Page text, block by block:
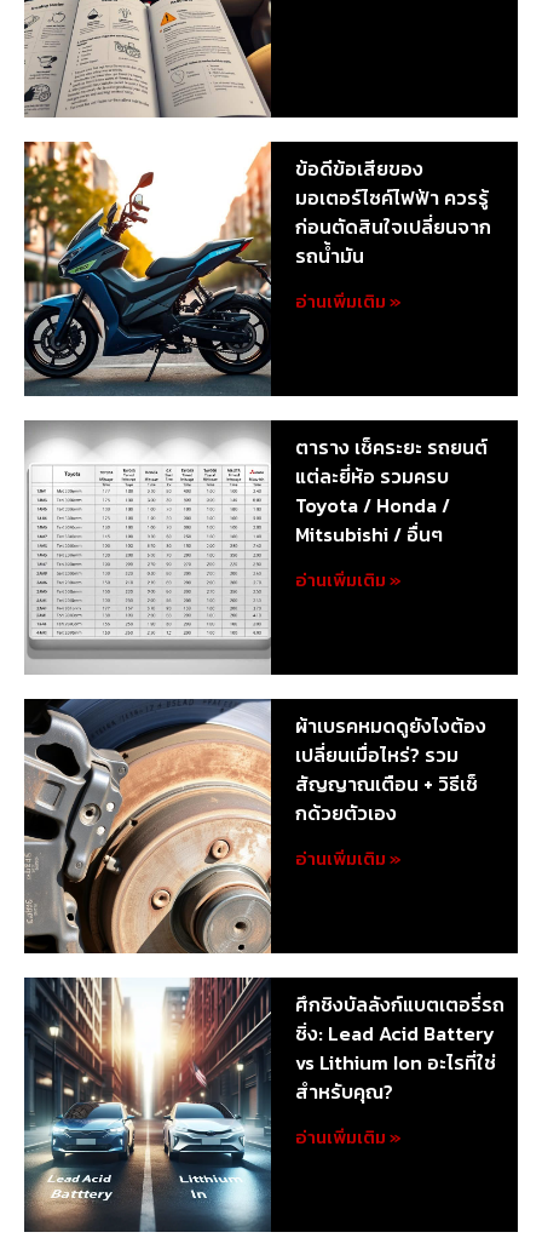
ข้อดีข้อเสียของ
มอเตอร์ไซค์ไฟฟ้า ควรรู้
ก่อนตัดสินใจเปลี่ยนจาก
รถน้ำมัน
อ่านเพิ่มเติม »
ตาราง เช็คระยะ รถยนต์
แต่ละยี่ห้อ รวมครบ
Toyota / Honda /
Mitsubishi / อื่นๆ
อ่านเพิ่มเติม »
ผ้าเบรคหมดดูยังไงต้อง
เปลี่ยนเมื่อไหร่? รวม
สัญญาณเตือน + วิธีเช็
กด้วยตัวเอง
อ่านเพิ่มเติม »
ศึกชิงบัลลังก์แบตเตอรี่รถ
ซิ่ง: Lead Acid Battery
vs Lithium Ion อะไรที่ใช่
สำหรับคุณ?
อ่านเพิ่มเติม »